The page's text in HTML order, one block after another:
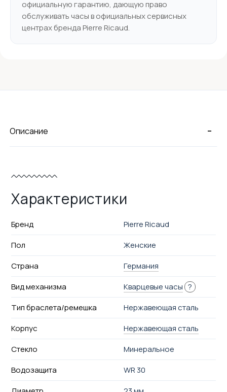
официальную гарантию, дающую право
обслуживать часы в официальных сервисных
центрах бренда Pierre Ricaud.
-
Описание
Характеристики
Бренд
Pierre Ricaud
Пол
Женские
Страна
Германия
Вид механизма
Кварцевые часы ?
Тип браслета/ремешка
Нержавеющая сталь
Корпус
Нержавеющая сталь
Стекло
Минеральное
Водозащита
WR 30